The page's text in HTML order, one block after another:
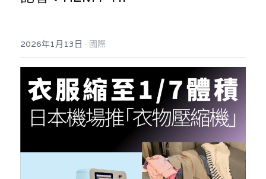
宏福火災正視聽
國際
娛樂
反華推手你要知
2026年1月13日 · 國際